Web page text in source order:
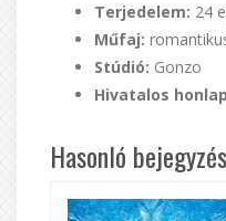
Terjedelem: 24
Műfaj:
Stúdió: Gonzo
Hivatalos
Hasonló